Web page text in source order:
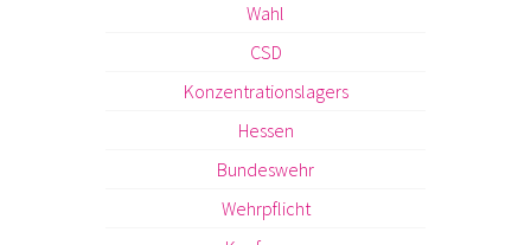
Wahl
CSD
Konzentrationslagers
Hessen
Bundeswehr
Wehrpflicht